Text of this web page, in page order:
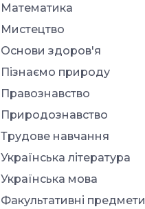
Математика
Мистецтво
Основи здоров'я
Пізнаємо природу
Правознавство
Природознавство
Трудове навчання
Українська література
Українська мова
Факультативні предмети